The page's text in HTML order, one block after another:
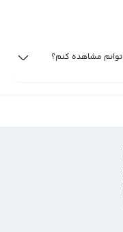
با آن را تحت تاثیر قرار دهد،
را گذاشته است. این ارز
ای لاولی اینو را بر اساس